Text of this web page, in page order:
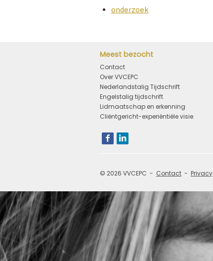
onderzoek
Meest bezocht
Contact
Over VVCEPC
Nederlandstalig Tijdschrift
Engelstalig tijdschrift
Lidmaatschap en erkenning
Cliëntgericht-experiëntiële visie
Bezoek
onze
© 2026 VVCEPC
Contact Privacy